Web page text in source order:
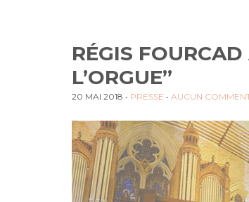
RÉGIS
L’ORGUE”
20 MAI 2018 • PRESSE • AUCUN